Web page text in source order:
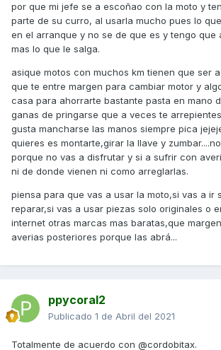
por que mi jefe se a escoñao con la moto y
parte de su curro, al usarla mucho pues lo
en el arranque y no se de que es y tengo que
mas lo que le salga.
asique motos con muchos km tienen que ser
que te entre margen para cambiar motor y
casa para ahorrarte bastante pasta en mano
ganas de pringarse que a veces te
gusta mancharse las manos siempre pica
quieres es montarte,girar la llave y
porque no vas a disfrutar y si a sufrir con
ni de donde vienen ni como arreglarlas.
piensa para que vas a usar la moto,si vas a ir
reparar,si vas a usar piezas solo originales o
internet otras marcas mas baratas,que
averias posteriores porque las abrá...
ppycoral2
Publicado 1 de Abril del 2021
Totalmente de acuerdo con @cordobitax.